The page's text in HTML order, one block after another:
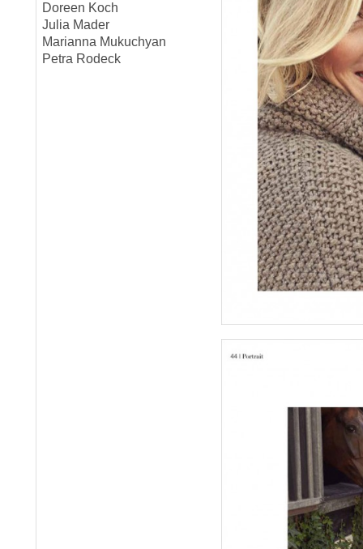
Doreen Koch
Julia Mader
Marianna Mukuchyan
Petra Rodeck